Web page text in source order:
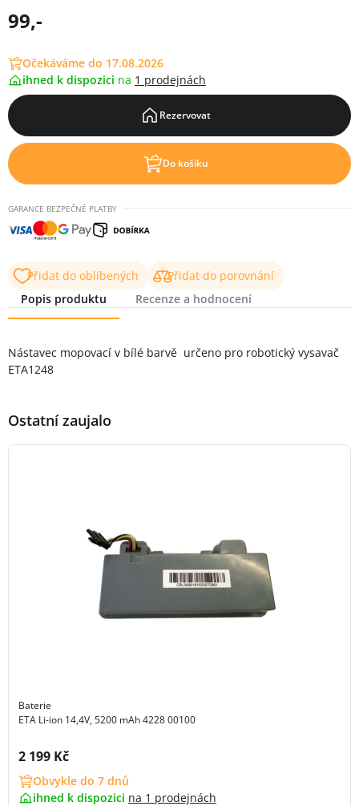
99,-
Očekáváme do 17.08.2026
ihned k dispozici na 1 prodejnách
Rezervovat
Do košíku
GARANCE BEZPEČNÉ PLATBY
Přidat do oblíbených
Přidat do porovnání
Popis produktu
Recenze a hodnocení
Nástavec mopovací v bílé barvě určeno pro robotický vysavač
ETA1248
Ostatní zaujalo
Baterie
ETA Li-ion 14,4V, 5200 mAh 4228 00100
Cena s DPH:
2 199 Kč
Obvykle do 7 dnů
ihned k dispozici na 1 prodejnách